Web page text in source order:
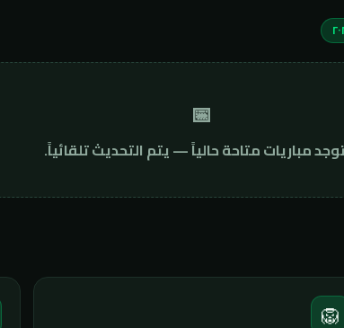
📅
مباريات متاحة حالياً — يتم التحديث تلقائياً.
🦁